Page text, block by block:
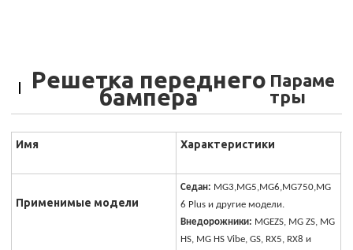
Решетка переднего
бампера
Параме
тры
Имя Характеристики
Применимые модели
Седан: MG3,MG5,MG6,MG750,MG
6 Plus и другие модели.
Внедорожники: MGEZS, MG ZS, MG
HS, MG HS Vibe, GS, RX5, RX8 и